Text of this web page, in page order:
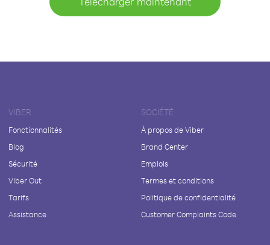
VIBER
Fonctionnalités
Blog
Sécurité
Viber Out
Tarifs
Assistance
SOCIÉTÉ
À propos de Viber
Brand Center
Emplois
Termes et conditions
Politique de confidentialité
Customer Complaints Code